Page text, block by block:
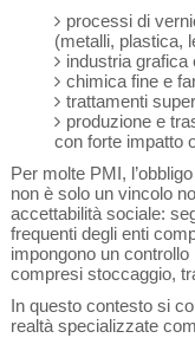
processi di
(metalli, plastica,
industria grafica
chimica fine e
trattamenti
produzione e
con forte impatto
Per molte PMI,
non è solo un vincolo
accettabilità sociale:
frequenti degli enti
impongono un
compresi stoccaggio,
In questo contesto si
realtà specializzate